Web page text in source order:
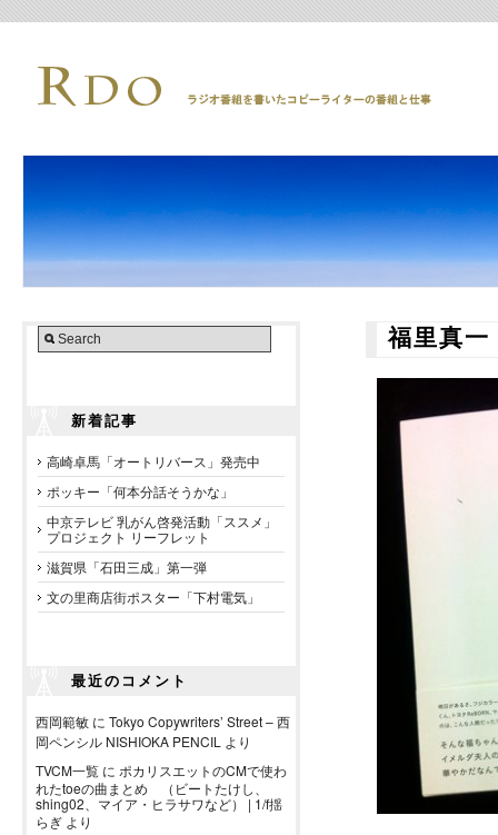
新着記事
高崎卓馬「オートリバース」発売中
ポッキー「何本分話そうかな」
中京テレビ 乳がん啓発活動「ススメ」
プロジェクト リーフレット
滋賀県「石田三成」第一弾
文の里商店街ポスター「下村電気」
最近のコメント
西岡範敏 に Tokyo Copywriters’ Street – 西
岡ペンシル NISHIOKA PENCIL より
TVCM一覧 に ポカリスエットのCMで使わ
れたtoeの曲まとめ （ビートたけし、
shing02、マイア・ヒラサワなど） | 1/f揺
らぎ より
福里真